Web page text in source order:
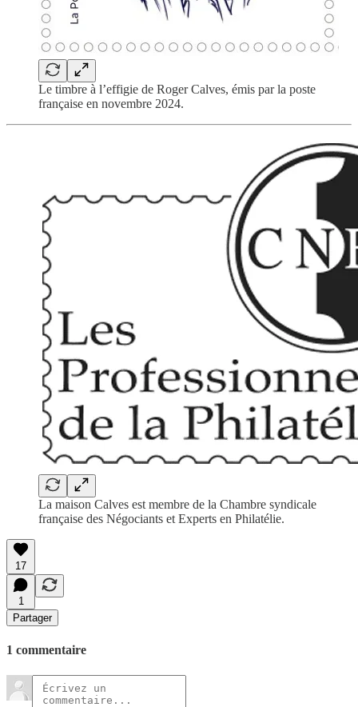
Le timbre à l’effigie de Roger Calves, émis par la poste
française en novembre 2024.
La maison Calves est membre de la Chambre syndicale
française des Négociants et Experts en Philatélie.
17
1
Partager
1 commentaire